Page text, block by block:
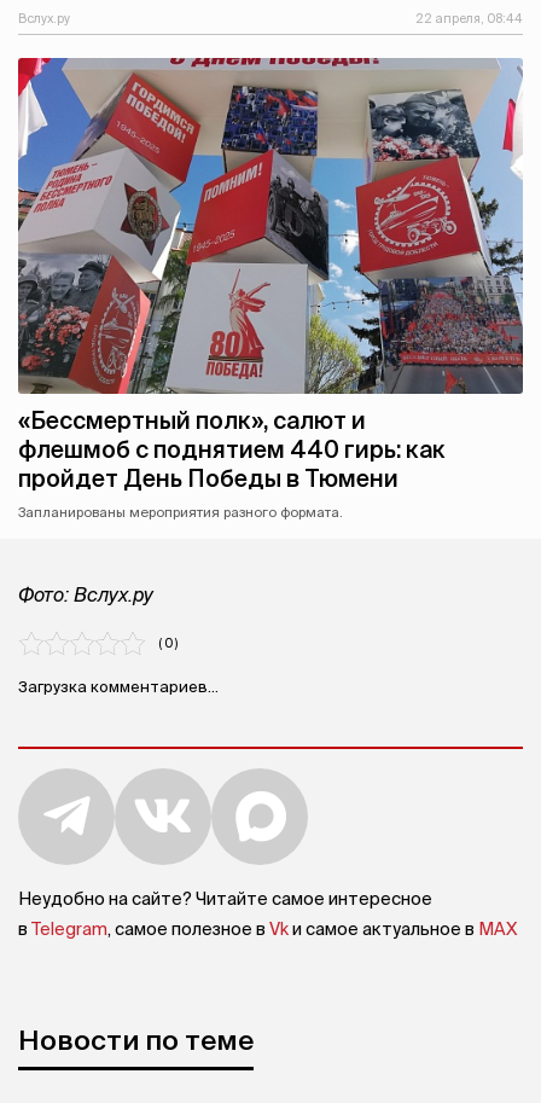
Вслух.ру 22 апреля, 08:44
«Бессмертный полк», салют и
флешмоб с поднятием 440 гирь: как
пройдет День Победы в Тюмени
Запланированы мероприятия разного формата.
Фото: Вслух.ру
( 0 )
Загрузка комментариев...
Неудобно на сайте? Читайте самое интересное
в Telegram, самое полезное в Vkи самое актуальное в MAX
Новости по теме